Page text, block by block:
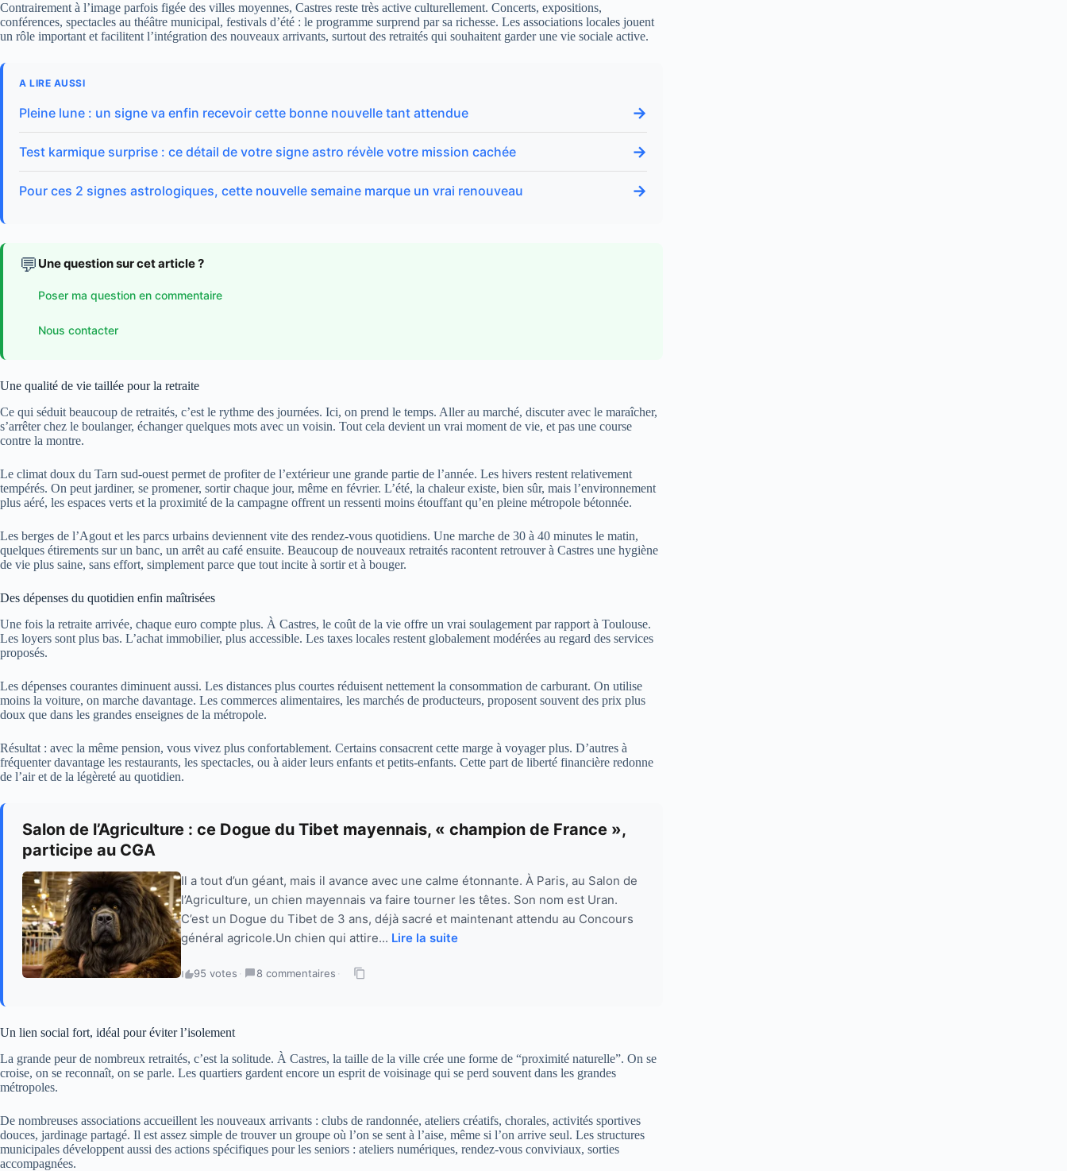
Contrairement à l’image parfois figée des villes moyennes, Castres reste très active culturellement. Concerts, expositions,
conférences, spectacles au théâtre municipal, festivals d’été : le programme surprend par sa richesse. Les associations locales jouent
un rôle important et facilitent l’intégration des nouveaux arrivants, surtout des retraités qui souhaitent garder une vie sociale active.
A LIRE AUSSI
Pleine lune : un signe va enfin recevoir cette bonne nouvelle tant attendue →
Test karmique surprise : ce détail de votre signe astro révèle votre mission cachée →
Pour ces 2 signes astrologiques, cette nouvelle semaine marque un vrai renouveau →
💬 Une question sur cet article ?
Poser ma question en commentaire
Nous contacter
Une qualité de vie taillée pour la retraite
Ce qui séduit beaucoup de retraités, c’est le rythme des journées. Ici, on prend le temps. Aller au marché, discuter avec le maraîcher,
s’arrêter chez le boulanger, échanger quelques mots avec un voisin. Tout cela devient un vrai moment de vie, et pas une course
contre la montre.
Le climat doux du Tarn sud-ouest permet de profiter de l’extérieur une grande partie de l’année. Les hivers restent relativement
tempérés. On peut jardiner, se promener, sortir chaque jour, même en février. L’été, la chaleur existe, bien sûr, mais l’environnement
plus aéré, les espaces verts et la proximité de la campagne offrent un ressenti moins étouffant qu’en pleine métropole bétonnée.
Les berges de l’Agout et les parcs urbains deviennent vite des rendez-vous quotidiens. Une marche de 30 à 40 minutes le matin,
quelques étirements sur un banc, un arrêt au café ensuite. Beaucoup de nouveaux retraités racontent retrouver à Castres une hygiène
de vie plus saine, sans effort, simplement parce que tout incite à sortir et à bouger.
Des dépenses du quotidien enfin maîtrisées
Une fois la retraite arrivée, chaque euro compte plus. À Castres, le coût de la vie offre un vrai soulagement par rapport à Toulouse.
Les loyers sont plus bas. L’achat immobilier, plus accessible. Les taxes locales restent globalement modérées au regard des services
proposés.
Les dépenses courantes diminuent aussi. Les distances plus courtes réduisent nettement la consommation de carburant. On utilise
moins la voiture, on marche davantage. Les commerces alimentaires, les marchés de producteurs, proposent souvent des prix plus
doux que dans les grandes enseignes de la métropole.
Résultat : avec la même pension, vous vivez plus confortablement. Certains consacrent cette marge à voyager plus. D’autres à
fréquenter davantage les restaurants, les spectacles, ou à aider leurs enfants et petits-enfants. Cette part de liberté financière redonne
de l’air et de la légèreté au quotidien.
Salon de l’Agriculture : ce Dogue du Tibet mayennais, « champion de France »,
participe au CGA
Il a tout d’un géant, mais il avance avec une calme étonnante. À Paris, au Salon de
l’Agriculture, un chien mayennais va faire tourner les têtes. Son nom est Uran.
C’est un Dogue du Tibet de 3 ans, déjà sacré et maintenant attendu au Concours
général agricole.Un chien qui attire... Lire la suite
95 votes · 8 commentaires ·
Un lien social fort, idéal pour éviter l’isolement
La grande peur de nombreux retraités, c’est la solitude. À Castres, la taille de la ville crée une forme de “proximité naturelle”. On se
croise, on se reconnaît, on se parle. Les quartiers gardent encore un esprit de voisinage qui se perd souvent dans les grandes
métropoles.
De nombreuses associations accueillent les nouveaux arrivants : clubs de randonnée, ateliers créatifs, chorales, activités sportives
douces, jardinage partagé. Il est assez simple de trouver un groupe où l’on se sent à l’aise, même si l’on arrive seul. Les structures
municipales développent aussi des actions spécifiques pour les seniors : ateliers numériques, rendez-vous conviviaux, sorties
accompagnées.